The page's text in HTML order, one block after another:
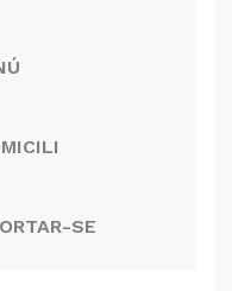
SE